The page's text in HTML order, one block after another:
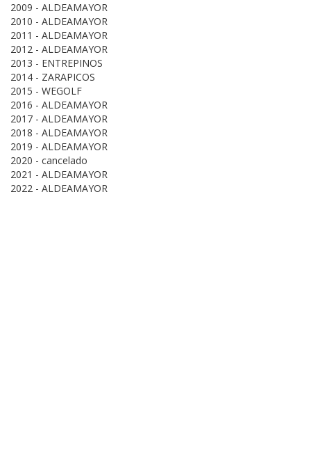
2009 - ALDEAMAYOR
2010 - ALDEAMAYOR
2011 - ALDEAMAYOR
2012 - ALDEAMAYOR
2013 - ENTREPINOS
2014 - ZARAPICOS
2015 - WEGOLF
2016 - ALDEAMAYOR
2017 - ALDEAMAYOR
2018 - ALDEAMAYOR
2019 - ALDEAMAYOR
2020 - cancelado
2021 - ALDEAMAYOR
2022 - ALDEAMAYOR